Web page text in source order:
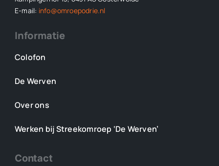
E-mail: info@omroepodrie.nl
Informatie
Colofon
De Werven
Over ons
Werken bij Streekomroep ‘De Werven’
Contact